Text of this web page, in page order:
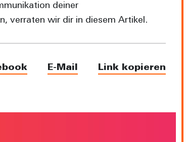
deiner
verraten wir dir in diesem Artikel.
E-Mail Link kopieren